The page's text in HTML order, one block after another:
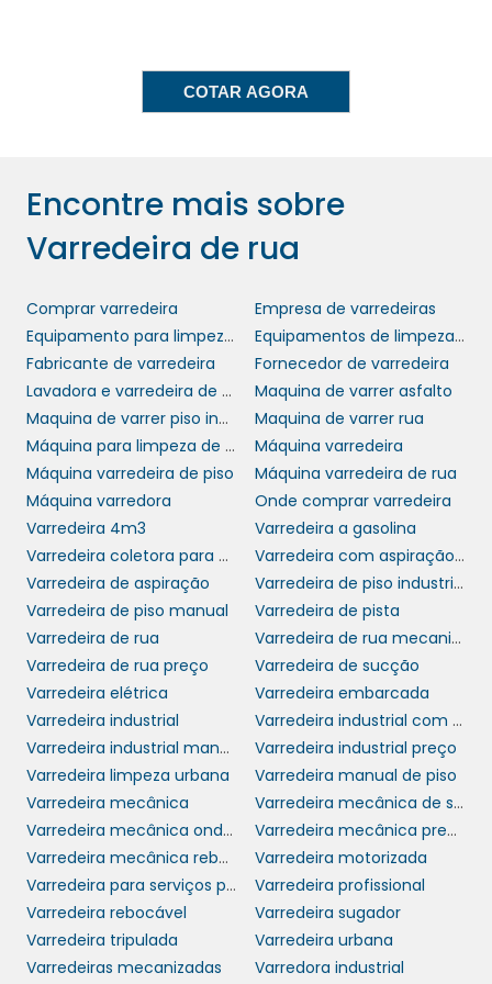
IMPACTO AMBIENTAL E
SUSTENTABILIDADE
questões ambientais, as
varredeiras de rua
se destacam pela sua contribuição à
sustentabilidade. Muitos modelos são
poluentes, utilizando sistemas de filtragem e
tecnologias que reduzem o consumo de água
e energia. Isso não apenas melhora a
eficiência, mas também ajuda as cidades a
cumprirem metas de sustentabilidade.
Ao optar por uma
varredeira de rua
empresas e órgãos governamentais
promovem uma imagem de responsabilidade
ambiental. Um ambiente urbano limpo e bem
cuidado é essencial para a qualidade de vida
dos cidadãos e para a saúde do planeta. Um
investimento consciente e sustentável pode
fazer toda a diferença na preservação de
recursos e na promoção de uma cidade mais
verde.
COMO ESCOLHER A
VARREDEIRA DE RUA IDEAL
Escolher avarredeira de ruaadequada
para seu tipo de negócio pode ser uma tarefa
desafiadora. É crucial considerar fatores
como o tamanho da área a ser limpa, a
frequência de uso e as condições das
superfícies. Além disso, leve em conta a
COTAR AGORA
Encontre mais sobre
Varredeira de rua
Comprar varredeira
Empresa de varredeiras
Equipamento para limpeza de rua
Equipamentos de limpeza urbana
Fabricante de varredeira
Fornecedor de varredeira
Lavadora e varredeira de piso
Maquina de varrer asfalto
Maquina de varrer piso industrial
Maquina de varrer rua
Máquina para limpeza de ruas
Máquina varredeira
Máquina varredeira de piso
Máquina varredeira de rua
Máquina varredora
Onde comprar varredeira
Varredeira 4m3
Varredeira a gasolina
Varredeira coletora para uso interno e externo
Varredeira com aspiração mc 700
Varredeira de aspiração
Varredeira de piso industrial
Varredeira de piso manual
Varredeira de pista
Varredeira de rua
Varredeira de rua mecanizada
Varredeira de rua preço
Varredeira de sucção
Varredeira elétrica
Varredeira embarcada
Varredeira industrial
Varredeira industrial com trator
Varredeira industrial manual
Varredeira industrial preço
Varredeira limpeza urbana
Varredeira manual de piso
Varredeira mecânica
Varredeira mecânica de sucção
Varredeira mecânica onde comprar
Varredeira mecânica preço
Varredeira mecânica rebocável
Varredeira motorizada
Varredeira para serviços pesados em grandes áreas
Varredeira profissional
Varredeira rebocável
Varredeira sugador
Varredeira tripulada
Varredeira urbana
Varredeiras mecanizadas
Varredora industrial